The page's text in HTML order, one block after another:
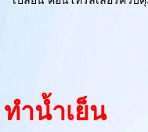
ทำน้ำเย็น